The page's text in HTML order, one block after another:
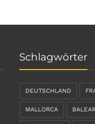
Schlagwörter
DEUTSCHLAND
MALLORCA